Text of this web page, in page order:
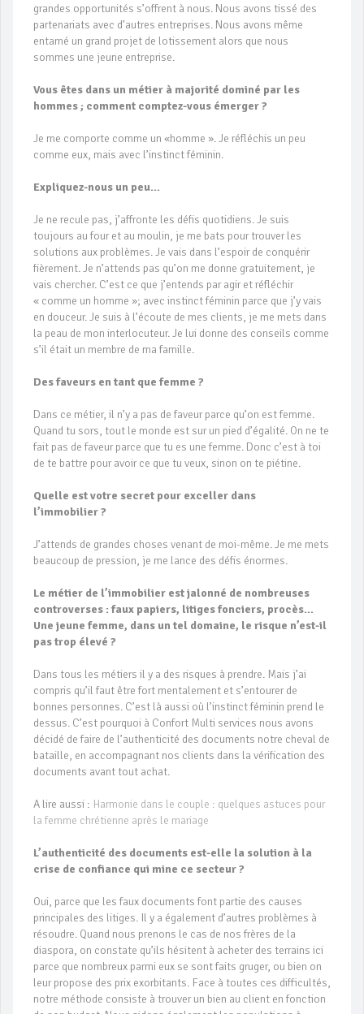
grandes opportunités s’offrent à nous. Nous avons tissé des
partenariats avec d’autres entreprises. Nous avons même
entamé un grand projet de lotissement alors que nous
sommes une jeune entreprise.
Vous êtes dans un métier à majorité dominé par les
hommes ; comment comptez-vous émerger ?
Je me comporte comme un «homme ». Je réfléchis un peu
comme eux, mais avec l’instinct féminin.
Expliquez-nous un peu…
Je ne recule pas, j’affronte les défis quotidiens. Je suis
toujours au four et au moulin, je me bats pour trouver les
solutions aux problèmes. Je vais dans l’espoir de conquérir
fièrement. Je n’attends pas qu’on me donne gratuitement, je
vais chercher. C’est ce que j’entends par agir et réfléchir
« comme un homme »; avec instinct féminin parce que j’y vais
en douceur. Je suis à l’écoute de mes clients, je me mets dans
la peau de mon interlocuteur. Je lui donne des conseils comme
s’il était un membre de ma famille.
Des faveurs en tant que femme ?
Dans ce métier, il n’y a pas de faveur parce qu’on est femme.
Quand tu sors, tout le monde est sur un pied d’égalité. On ne te
fait pas de faveur parce que tu es une femme. Donc c’est à toi
de te battre pour avoir ce que tu veux, sinon on te piétine.
Quelle est votre secret pour exceller dans
l’immobilier ?
J’attends de grandes choses venant de moi-même. Je me mets
beaucoup de pression, je me lance des défis énormes.
Le métier de l’immobilier est jalonné de nombreuses
controverses : faux papiers, litiges fonciers, procès…
Une jeune femme, dans un tel domaine, le risque n’est-il
pas trop élevé ?
Dans tous les métiers il y a des risques à prendre. Mais j’ai
compris qu’il faut être fort mentalement et s’entourer de
bonnes personnes. C’est là aussi où l’instinct féminin prend le
dessus. C’est pourquoi à Confort Multi services nous avons
décidé de faire de l’authenticité des documents notre cheval de
bataille, en accompagnant nos clients dans la vérification des
documents avant tout achat.
A lire aussi : Harmonie dans le couple : quelques astuces pour
la femme chrétienne après le mariage
L’authenticité des documents est-elle la solution à la
crise de confiance qui mine ce secteur ?
Oui, parce que les faux documents font partie des causes
principales des litiges. Il y a également d’autres problèmes à
résoudre. Quand nous prenons le cas de nos frères de la
diaspora, on constate qu’ils hésitent à acheter des terrains ici
parce que nombreux parmi eux se sont faits gruger, ou bien on
leur propose des prix exorbitants. Face à toutes ces difficultés,
notre méthode consiste à trouver un bien au client en fonction